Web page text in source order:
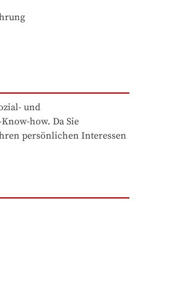
und
how. Da Sie
persönlichen Interessen